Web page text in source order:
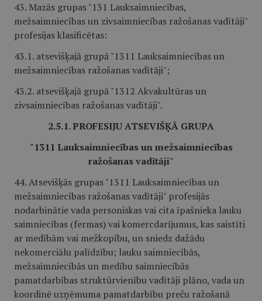
43. Mazās grupas "131 Lauksaimniecības,
mežsaimniecības un zivsaimniecības ražošanas vadītāji"
profesijas klasificētas:
43.1. atsevišķajā grupā "1311 Lauksaimniecības un
mežsaimniecības ražošanas vadītāji";
43.2. atsevišķajā grupā "1312 Akvakultūras un
zivsaimniecības ražošanas vadītāji".
2.5.1. PROFESIJU ATSEVIŠĶĀ GRUPA
"1311 Lauksaimniecības un mežsaimniecības
ražošanas vadītāji"
44. Atsevišķās grupas "1311 Lauksaimniecības un
mežsaimniecības ražošanas vadītāji" profesijās
nodarbinātie vada personiskas vai cita īpašnieka lauku
saimniecības (fermas) vai komercdarījumus, kas saistīti
ar medībām vai mežkopību, un sniedz dažādu
nekomerciālu palīdzību; lauku saimniecībās,
mežsaimniecībās un medību saimniecībās
pamatdarbības struktūrvienību vadītāji plāno, vada un
koordinē uzņēmuma pamatdarbību preču ražošanā